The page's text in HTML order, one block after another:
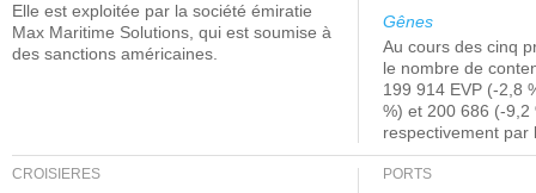
Elle est exploitée par la société émiratie
Max Maritime Solutions, qui est soumise à
des sanctions américaines.
Gênes
Au cours des cinq
le nombre de
199 914 EVP (-2,8
%) et 200 686 (-9,2
respectivement par
CROISIÈRES PORTS